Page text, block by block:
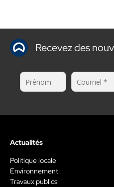
Recevez des
Actualités
Politique locale
Environnement
Travaux publics